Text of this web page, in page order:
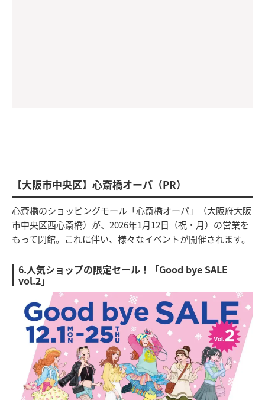
【大阪市中央区】心斎橋オーパ（PR）
心斎橋のショッピングモール「心斎橋オーパ」（大阪府大阪
市中央区西心斎橋）が、2026年1月12日（祝・月）の営業を
もって閉館。これに伴い、様々なイベントが開催されます。
6.人気ショップの限定セール！「Good bye SALE
vol.2」